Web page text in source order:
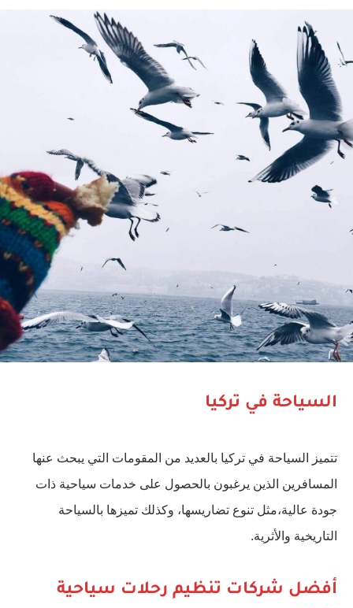
السياحة في تركيا
تتميز السياحة في تركيا بالعديد من المقومات التي يبحث عنها
المسافرين الذين يرغبون بالحصول على خدمات سياحية ذات
جودة عالية،مثل تنوع تضاريسها، وكذلك تميزها بالسياحة
التاريخية والأثرية.
أفضل شركات تنظيم رحلات سياحية